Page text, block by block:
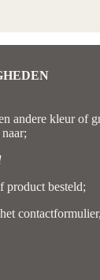
andere kleur of
product besteld;